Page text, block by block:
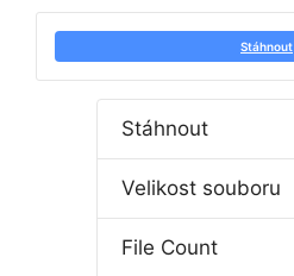
Stáhnout
Stáhnout
Velikost souboru
File Count